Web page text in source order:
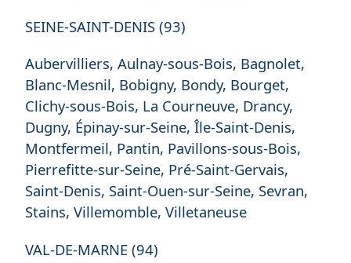
SEINE-SAINT-DENIS (93)
Aubervilliers, Aulnay-sous-Bois, Bagnolet,
Blanc-Mesnil, Bobigny, Bondy, Bourget,
Clichy-sous-Bois, La Courneuve, Drancy,
Dugny, Épinay-sur-Seine, Île-Saint-Denis,
Montfermeil, Pantin, Pavillons-sous-Bois,
Pierrefitte-sur-Seine, Pré-Saint-Gervais,
Saint-Denis, Saint-Ouen-sur-Seine, Sevran,
Stains, Villemomble, Villetaneuse
VAL-DE-MARNE (94)